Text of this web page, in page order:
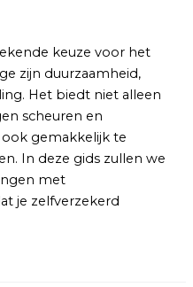
keuze voor het
zijn duurzaamheid,
Het biedt niet alleen
scheuren en
gemakkelijk te
In deze gids zullen we
met
je zelfverzekerd